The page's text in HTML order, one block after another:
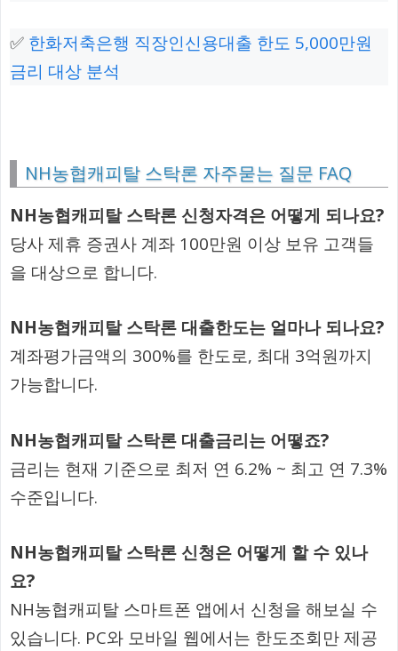
✅ 한화저축은행 직장인신용대출 한도 5,000만원
금리 대상 분석
NH농협캐피탈 스탁론 자주묻는 질문 FAQ
NH농협캐피탈 스탁론 신청자격은 어떻게 되나요?
당사 제휴 증권사 계좌 100만원 이상 보유 고객들
을 대상으로 합니다.
NH농협캐피탈 스탁론 대출한도는 얼마나 되나요?
계좌평가금액의 300%를 한도로, 최대 3억원까지
가능합니다.
NH농협캐피탈 스탁론 대출금리는 어떻죠?
금리는 현재 기준으로 최저 연 6.2% ~ 최고 연 7.3%
수준입니다.
NH농협캐피탈 스탁론 신청은 어떻게 할 수 있나
요?
NH농협캐피탈 스마트폰 앱에서 신청을 해보실 수
있습니다. PC와 모바일 웹에서는 한도조회만 제공